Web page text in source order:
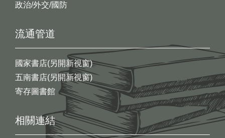
政治/外交/國防
流通管道
國家書店(另開新視窗)
五南書店(另開新視窗)
寄存圖書館
相關連結